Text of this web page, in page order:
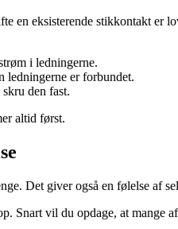
en eksisterende stikkontakt er
i ledningerne.
ledningerne er forbundet.
den fast.
altid først.
Det giver også en følelse af
Snart vil du opdage, at